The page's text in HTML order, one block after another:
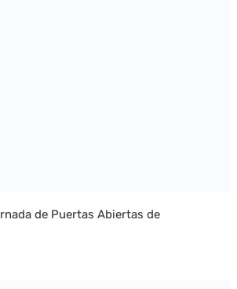
de Puertas Abiertas de